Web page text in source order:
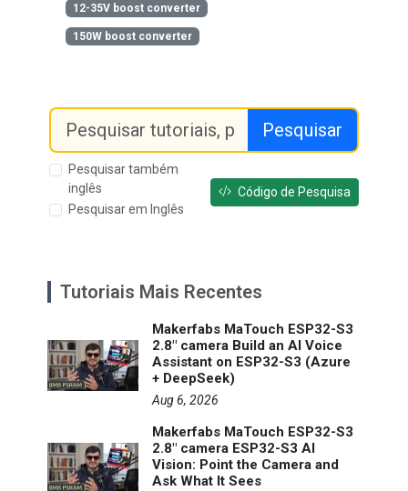
12-35V boost converter
150W boost converter
Pesquisar
Pesquisar também
inglês
Pesquisar em Inglês
Código de Pesquisa
Tutoriais Mais Recentes
Makerfabs MaTouch ESP32-S3
2.8" camera Build an AI Voice
Assistant on ESP32-S3 (Azure
+ DeepSeek)
Aug 6, 2026
Makerfabs MaTouch ESP32-S3
2.8" camera ESP32-S3 AI
Vision: Point the Camera and
Ask What It Sees